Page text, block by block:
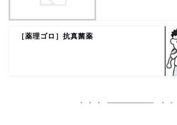
［薬理ゴロ］抗真菌薬